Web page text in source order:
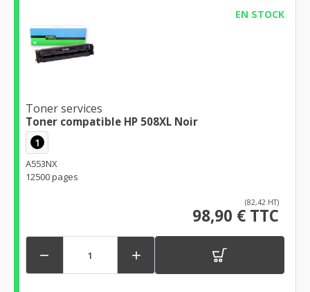
EN STOCK
Toner services
Toner compatible HP 508XL Noir
1
A553NX
12500 pages
(82,42 HT)
98,90 € TTC
 